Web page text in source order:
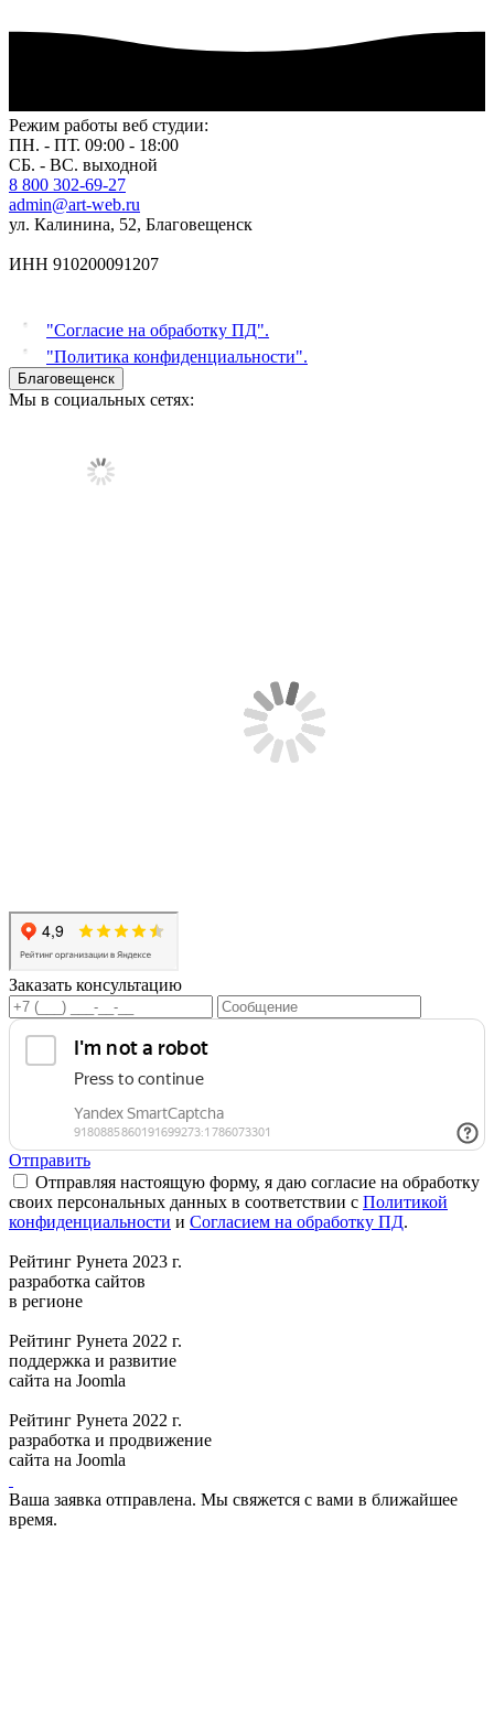
Режим работы веб студии:
ПН. - ПТ. 09:00 - 18:00
СБ. - ВС. выходной
8 800 302-69-27
admin@art-web.ru
ул. Калинина, 52, Благовещенск
ИНН 910200091207
"Согласие на обработку ПД".
"Политика конфиденциальности".
Благовещенск
Мы в социальных сетях:
Заказать консультацию
Отправить
Отправляя настоящую форму, я даю согласие на обработку
своих персональных данных в соответствии с Политикой
конфиденциальности и Согласием на обработку ПД.
Рейтинг Рунета 2023 г.
разработка сайтов
в регионе
Рейтинг Рунета 2022 г.
поддержка и развитие
сайта на Joomla
Рейтинг Рунета 2022 г.
разработка и продвижение
сайта на Joomla
Ваша заявка отправлена. Мы свяжется с вами в ближайшее
время.